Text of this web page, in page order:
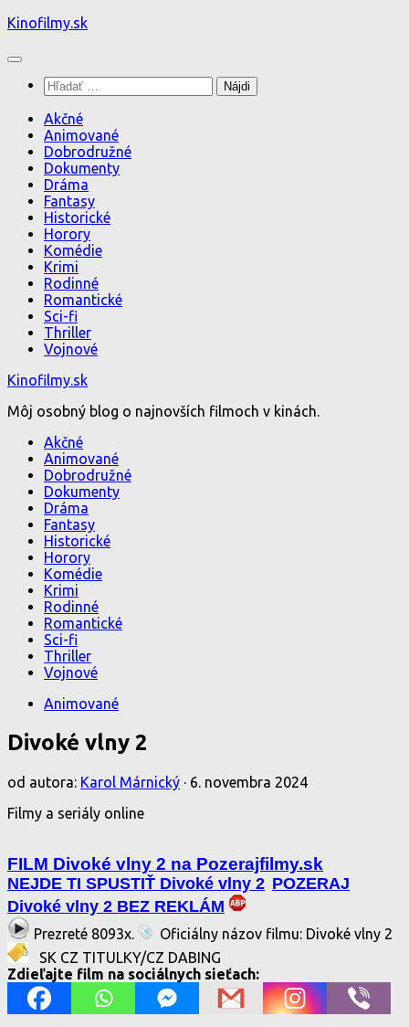
Preskočiť
obsah
Kinofilmy.sk
Hľadať:
Akčné
Animované
Dobrodružné
Dokumenty
Dráma
Fantasy
Historické
Horory
Komédie
Krimi
Rodinné
Romantické
Sci-fi
Thriller
Vojnové
Kinofilmy.sk
Môj osobný blog o najnovších filmoch v kinách.
Akčné
Animované
Dobrodružné
Dokumenty
Dráma
Fantasy
Historické
Horory
Komédie
Krimi
Rodinné
Romantické
Sci-fi
Thriller
Vojnové
Animované
Divoké vlny 2
od autora: Karol Márnický · 6. novembra 2024
Filmy a seriály online
FILM Divoké vlny 2 na Pozerajfilmy.sk
NEJDE TI SPUSTIŤ Divoké vlny 2 POZERAJ
Divoké vlny 2 BEZ REKLÁM
Prezreté 8093x.
Oficiálny názov filmu: Divoké vlny 2
SK CZ TITULKY/CZ DABING
Zdieľajte film na sociálnych sieťach: